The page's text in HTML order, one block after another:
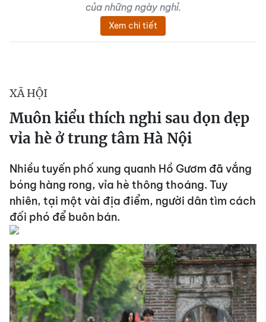
của những ngày nghỉ.
Xem chi tiết
XÃ HỘI
Muôn kiểu thích nghi sau dọn dẹp
vỉa hè ở trung tâm Hà Nội
Nhiều tuyến phố xung quanh Hồ Gươm đã vắng
bóng hàng rong, vỉa hè thông thoáng. Tuy
nhiên, tại một vài địa điểm, người dân tìm cách
đối phó để buôn bán.